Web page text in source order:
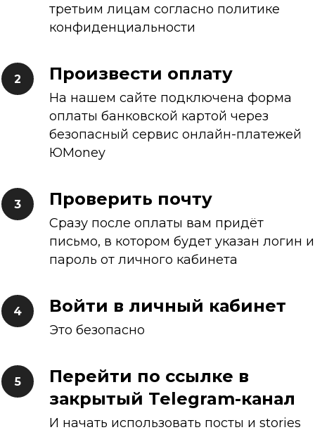
третьим лицам согласно политике
конфиденциальности
Произвести оплату
На нашем сайте подключена форма
оплаты банковской картой через
безопасный сервис онлайн-платежей
ЮMoney
Проверить почту
Сразу после оплаты вам придёт
письмо, в котором будет указан логин и
пароль от личного кабинета
Войти в личный кабинет
Это безопасно
Перейти по ссылке в
закрытый Telegram-канал
И начать использовать посты и stories